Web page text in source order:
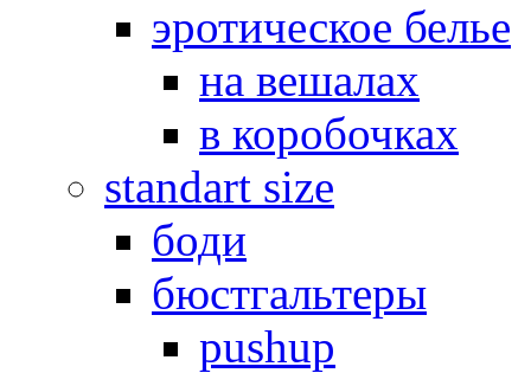
эротическое белье
на вешалах
в коробочках
standart size
боди
бюстгальтеры
pushup